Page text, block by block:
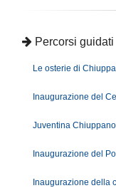
Percorsi guidati
Le osterie di
Inaugurazione del
Juventina Chiuppano
Inaugurazione del
Inaugurazione della